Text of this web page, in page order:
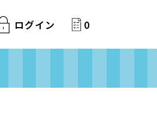
ログイン 0